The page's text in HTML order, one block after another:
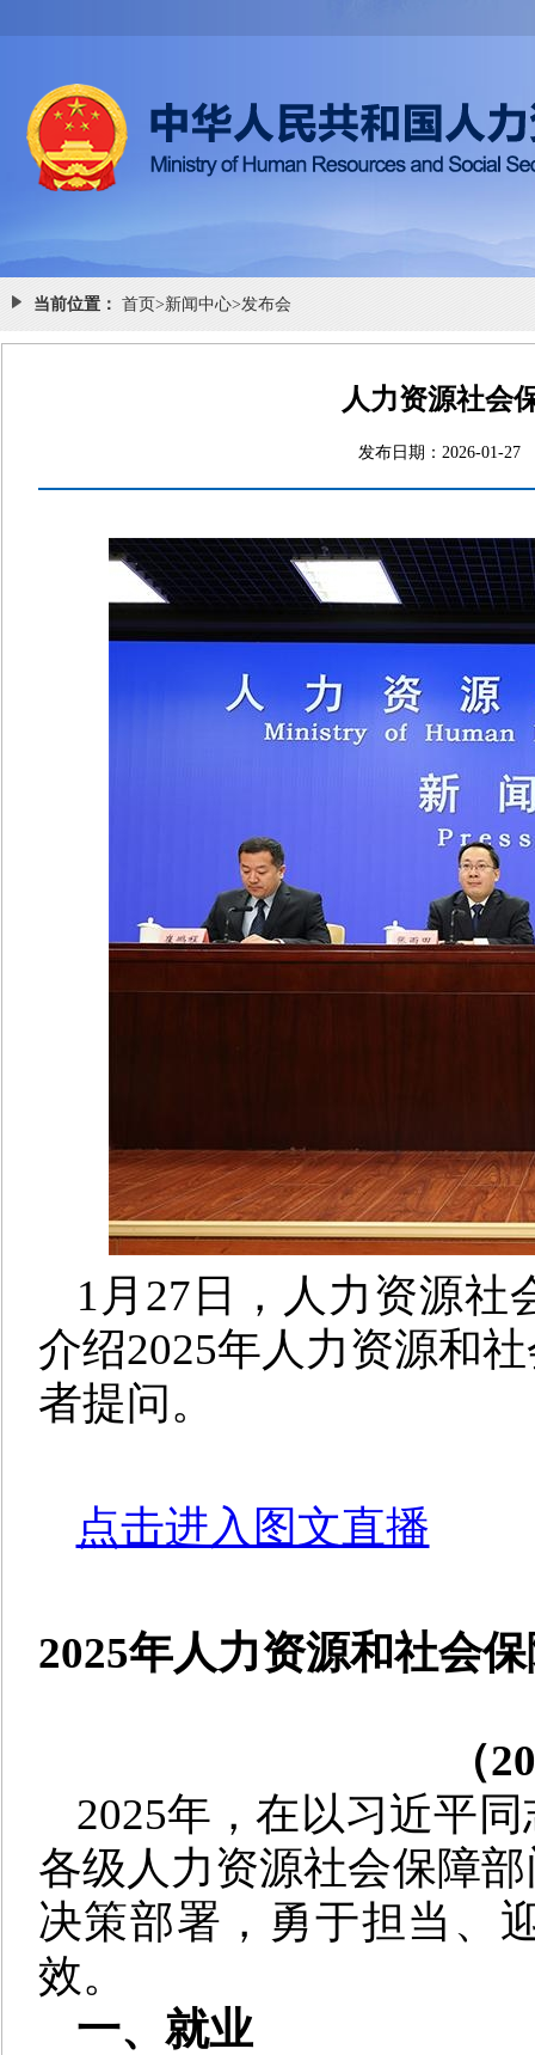
当前位置： 首页>新闻中心>发布会
人力资源社会
发布日期：
1月27日， 人力资源社
介绍2025年人力资源和
者提问。
点击进入图文直播
2025年人力资源和社会
（
2025年，在以习近平
各级人力资源社会保障
决策部署，勇于担当、
效。
一、就业